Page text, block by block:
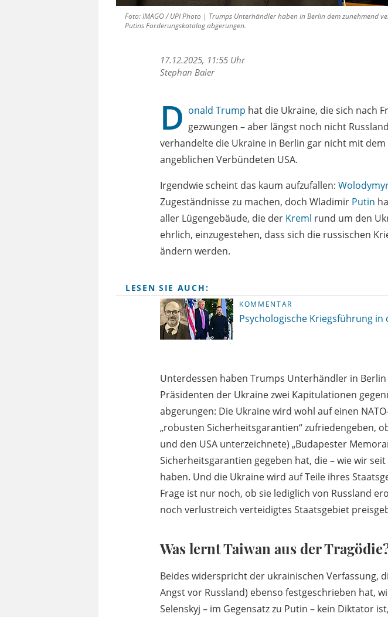
Foto: IMAGO / UPI Photo | Trumps Unterhändler haben in Berlin dem zunehmend
Putins Forderungskatalog abgerungen.
17.12.2025, 11:55 Uhr
Stephan Baier
D onald Trump hat die Ukraine, die sich nach
gezwungen – aber längst noch nicht
verhandelte die Ukraine in Berlin gar nicht mit
angeblichen Verbündeten USA.
Irgendwie scheint das kaum aufzufallen:
Zugeständnisse zu machen, doch Wladimir Putin
aller Lügengebäude, die der Kreml rund um den
ehrlich, einzugestehen, dass sich die russischen
ändern werden.
LESEN SIE AUCH:
KOMMENTAR
Psychologische Kriegsführung in
Unterdessen haben Trumps Unterhändler in
Präsidenten der Ukraine zwei Kapitulationen
abgerungen: Die Ukraine wird wohl auf einen
„robusten Sicherheitsgarantien“ zufriedengeben,
und den USA unterzeichnete) „Budapester
Sicherheitsgarantien gegeben hat, die – wie wir
haben. Und die Ukraine wird auf Teile ihres
Frage ist nur noch, ob sie lediglich von Russland
noch verlustreich verteidigtes Staatsgebiet
Was lernt Taiwan aus der
Beides widerspricht der ukrainischen Verfassung,
Angst vor Russland) ebenso festgeschrieben hat,
Selenskyj – im Gegensatz zu Putin – kein Diktator